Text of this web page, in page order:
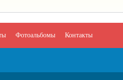
Фотоальбомы Контакты